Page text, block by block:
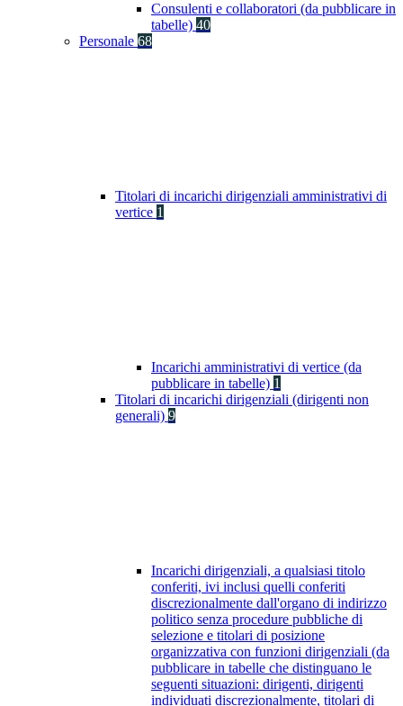
Consulenti e collaboratori (da pubblicare in
tabelle) 40
Personale 68
Titolari di incarichi dirigenziali amministrativi di
vertice 1
Incarichi amministrativi di vertice (da
pubblicare in tabelle) 1
Titolari di incarichi dirigenziali (dirigenti non
generali) 9
Incarichi dirigenziali, a qualsiasi titolo
conferiti, ivi inclusi quelli conferiti
discrezionalmente dall'organo di indirizzo
politico senza procedure pubbliche di
selezione e titolari di posizione
organizzativa con funzioni dirigenziali (da
pubblicare in tabelle che distinguano le
seguenti situazioni: dirigenti, dirigenti
individuati discrezionalmente, titolari di